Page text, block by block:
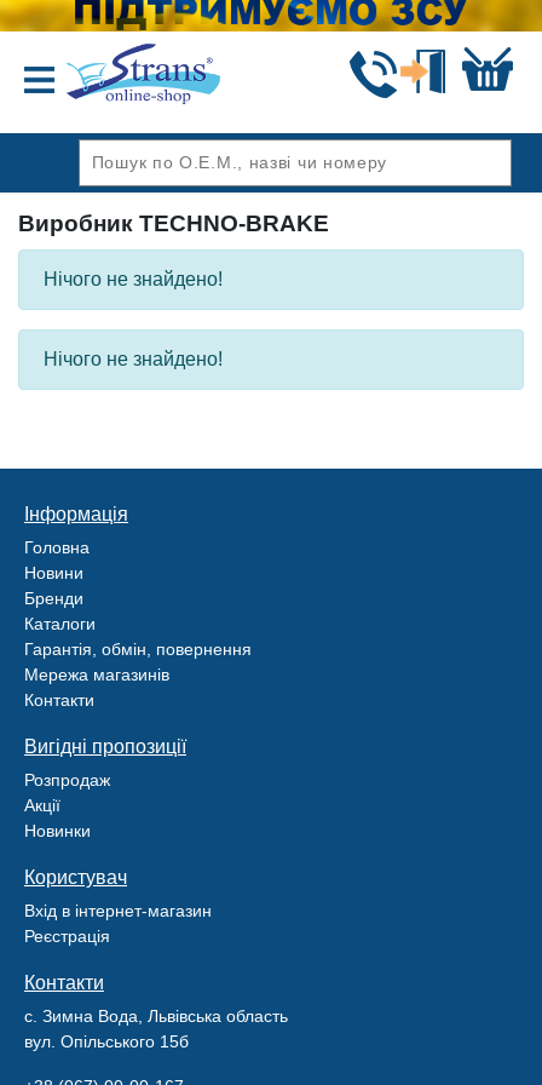
Виробник TECHNO-BRAKE
Нічого не знайдено!
Нічого не знайдено!
Інформація
Головна
Новини
Бренди
Каталоги
Гарантія, обмін, повернення
Мережа магазинів
Контакти
Вигідні пропозиції
Розпродаж
Акції
Новинки
Користувач
Вхід в інтернет-магазин
Реєстрація
Контакти
с. Зимна Вода, Львівська область
вул. Опільського 15б